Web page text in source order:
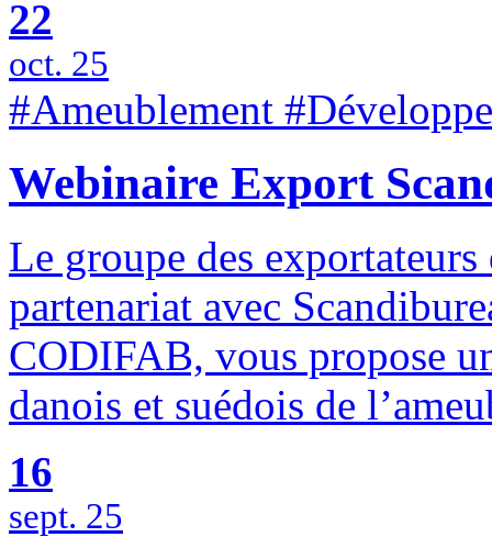
22
oct. 25
#Ameublement
Webinaire Export
Le groupe des
partenariat avec
CODIFAB, vous propose
danois et suédois de
16
sept. 25